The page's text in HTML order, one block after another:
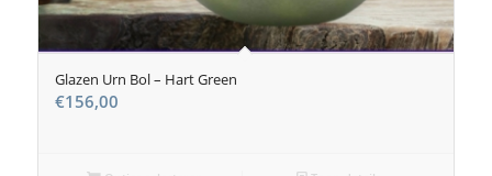
Glazen Urn Bol – Hart Green
€156,00